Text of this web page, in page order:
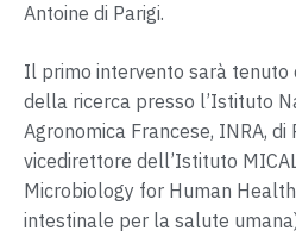
Antoine di Parigi.
Il primo intervento sarà tenuto
della ricerca presso l’Istituto
Agronomica Francese, INRA, di
vicedirettore dell’Istituto
Microbiology for Human
intestinale per la salute